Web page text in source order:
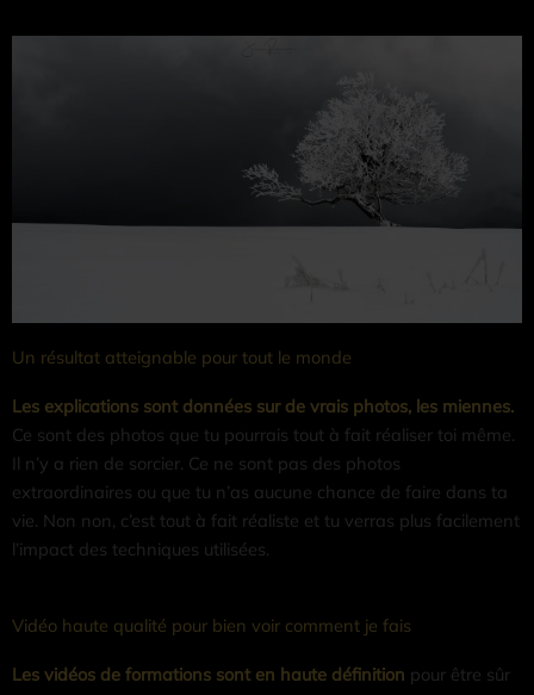
Un résultat atteignable pour tout le monde
Les explications sont données sur de vrais photos, les miennes.
Ce sont des photos que tu pourrais tout à fait réaliser toi même.
Il n’y a rien de sorcier. Ce ne sont pas des photos
extraordinaires ou que tu n’as aucune chance de faire dans ta
vie. Non non, c’est tout à fait réaliste et tu verras plus facilement
l’impact des techniques utilisées.
Vidéo haute qualité pour bien voir comment je fais
Les vidéos de formations sont en haute définition pour être sûr